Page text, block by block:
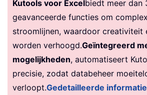
Kutools voor Excelbiedt meer dan
geavanceerde functies om
stroomlijnen, waardoor creativiteit
worden verhoogd.Geïntegreerd
mogelijkheden, automatiseert
precisie, zodat databeheer
verloopt.Gedetailleerde